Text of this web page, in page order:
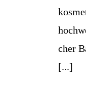
cher
[...]